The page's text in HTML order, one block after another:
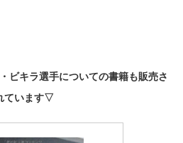
ビキラ選手についての書籍も販売さ
ています▽